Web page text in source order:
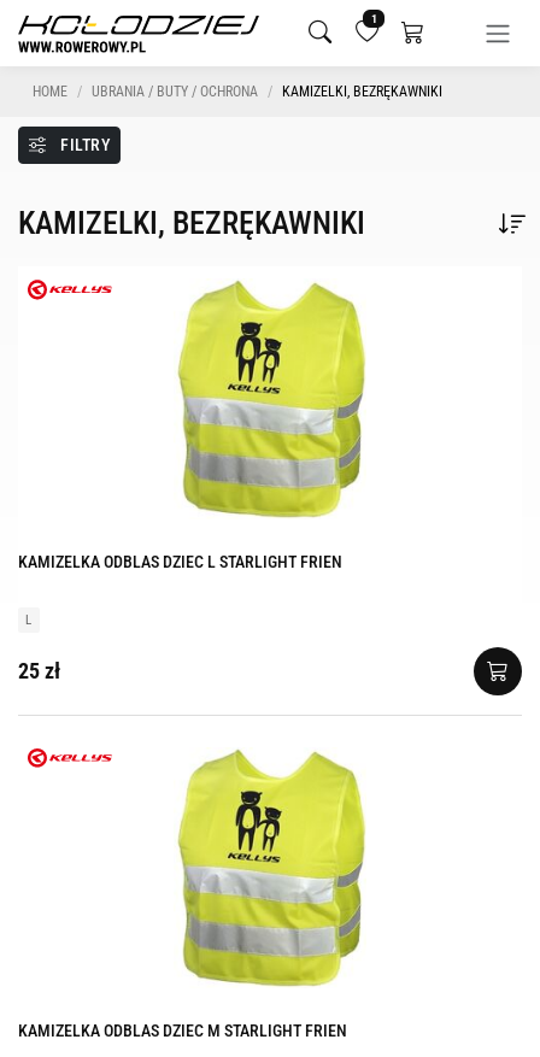
1
HOME UBRANIA / BUTY / OCHRONA KAMIZELKI, BEZRĘKAWNIKI
FILTRY
KAMIZELKI, BEZRĘKAWNIKI
KAMIZELKA ODBLAS DZIEC L STARLIGHT FRIEN
L
25 zł
KAMIZELKA ODBLAS DZIEC M STARLIGHT FRIEN